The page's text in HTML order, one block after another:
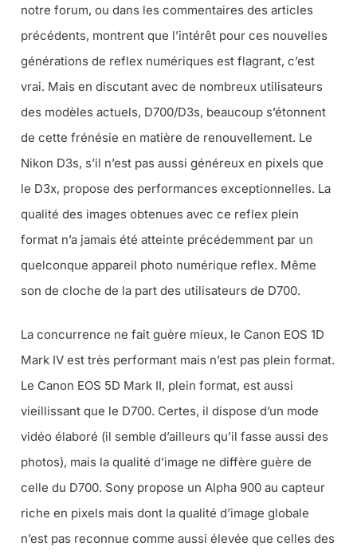
notre forum, ou dans les commentaires des articles
précédents, montrent que l’intérêt pour ces nouvelles
générations de reflex numériques est flagrant, c’est
vrai. Mais en discutant avec de nombreux utilisateurs
des modèles actuels, D700/D3s, beaucoup s’étonnent
de cette frénésie en matière de renouvellement. Le
Nikon D3s, s’il n’est pas aussi généreux en pixels que
le D3x, propose des performances exceptionnelles. La
qualité des images obtenues avec ce reflex plein
format n’a jamais été atteinte précédemment par un
quelconque appareil photo numérique reflex. Même
son de cloche de la part des utilisateurs de D700.
La concurrence ne fait guère mieux, le Canon EOS 1D
Mark IV est très performant mais n’est pas plein format.
Le Canon EOS 5D Mark II, plein format, est aussi
vieillissant que le D700. Certes, il dispose d’un mode
vidéo élaboré (il semble d’ailleurs qu’il fasse aussi des
photos), mais la qualité d’image ne diffère guère de
celle du D700. Sony propose un Alpha 900 au capteur
riche en pixels mais dont la qualité d’image globale
n’est pas reconnue comme aussi élevée que celles des